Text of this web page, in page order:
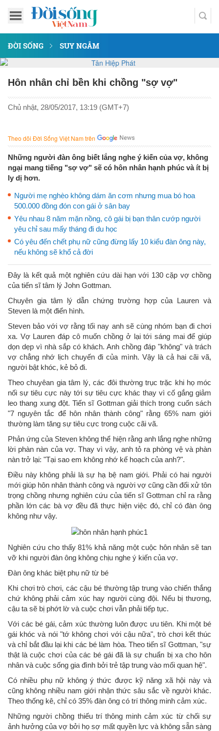
ĐỜI SỐNG SUY NGẪM
Hôn nhân chỉ bền khi chồng "sợ vợ"
Chủ nhật, 28/05/2017, 13:19 (GMT+7)
Theo dõi Đời Sống Việt Nam trên
Những người đàn ông biết lắng nghe ý kiến của vợ, không
ngại mang tiếng "sợ vợ" sẽ có hôn nhân hạnh phúc và ít bị
ly dị hơn.
Người mẹ nghèo không dám ăn cơm nhưng mua bó hoa
500.000 đồng đón con gái ở sân bay
Yêu nhau 8 năm mặn nồng, cô gái bị bạn thân cướp người
yêu chỉ sau mấy tháng đi du học
Có yêu đến chết phụ nữ cũng đừng lấy 10 kiểu đàn ông này,
nếu không sẽ khổ cả đời
Đây là kết quả một nghiên cứu dài hạn với 130 cặp vợ chồng
của tiến sĩ tâm lý John Gottman.
Chuyên gia tâm lý dẫn chứng trường hợp của Lauren và
Steven là một điển hình.
Steven bảo với vợ rằng tối nay anh sẽ cùng nhóm bạn đi chơi
xa. Vợ Lauren đáp cô muốn chồng ở lại tới sáng mai để giúp
dọn dẹp vì nhà sắp có khách. Anh chồng đáp "không" và trách
vợ chẳng nhớ lịch chuyến đi của mình. Vậy là cả hai cãi vã,
người bật khóc, kẻ bỏ đi.
Theo chuyêan gia tâm lý, các đôi thường trục trặc khi họ móc
nối sự tiêu cực này tới sự tiêu cực khác thay vì cố gắng giảm
leo thang xung đột. Tiến sĩ Gottman giải thích trong cuốn sách
"7 nguyên tắc để hôn nhân thành công" rằng 65% nam giới
thường làm tăng sự tiêu cực trong cuộc cãi vã.
Phản ứng của Steven không thể hiện rằng anh lắng nghe những
lời phàn nàn của vợ. Thay vì vậy, anh tỏ ra phòng vệ và phàn
nàn trở lại: "Tại sao em không nhớ kế hoạch của anh?".
Điều này không phải là sự hạ bệ nam giới. Phải có hai người
mới giúp hôn nhân thành công và người vợ cũng cần đối xử tôn
trọng chồng nhưng nghiên cứu của tiến sĩ Gottman chỉ ra rằng
phần lớn các bà vợ đều đã thực hiện việc đó, chỉ có đàn ông
không như vậy.
Nghiên cứu cho thấy 81% khả năng một cuộc hôn nhân sẽ tan
vỡ khi người đàn ông không chịu nghe ý kiến của vợ.
Đàn ông khác biệt phụ nữ từ bé
Khi chơi trò chơi, các cậu bé thường tập trung vào chiến thắng
chứ không phải cảm xúc hay người cùng đội. Nếu bị thương,
cậu ta sẽ bị phớt lờ và cuộc chơi vẫn phải tiếp tục.
Với các bé gái, cảm xúc thường luôn được ưu tiên. Khi một bé
gái khóc và nói "tớ không chơi với cậu nữa", trò chơi kết thúc
và chỉ bắt đầu lại khi các bé làm hòa. Theo tiến sĩ Gottman, "sự
thật là cuộc chơi của các bé gái đã là sự chuẩn bị xa cho hôn
nhân và cuộc sống gia đình bởi trẻ tập trung vào mối quan hệ".
Có nhiều phụ nữ không ý thức được kỹ năng xã hội này và
cũng không nhiều nam giới nhận thức sâu sắc về người khác.
Theo thống kê, chỉ có 35% đàn ông có trí thông minh cảm xúc.
Những người chồng thiếu trí thông minh cảm xúc từ chối sự
ảnh hưởng của vợ bởi họ sợ mất quyền lực và không sẵn sàng